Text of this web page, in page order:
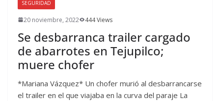
SEGURIDAD
20 noviembre, 2022 444 Views
Se desbarranca trailer cargado
de abarrotes en Tejupilco;
muere chofer
*Mariana Vázquez* Un chofer murió al desbarrancarse
el trailer en el que viajaba en la curva del paraje La